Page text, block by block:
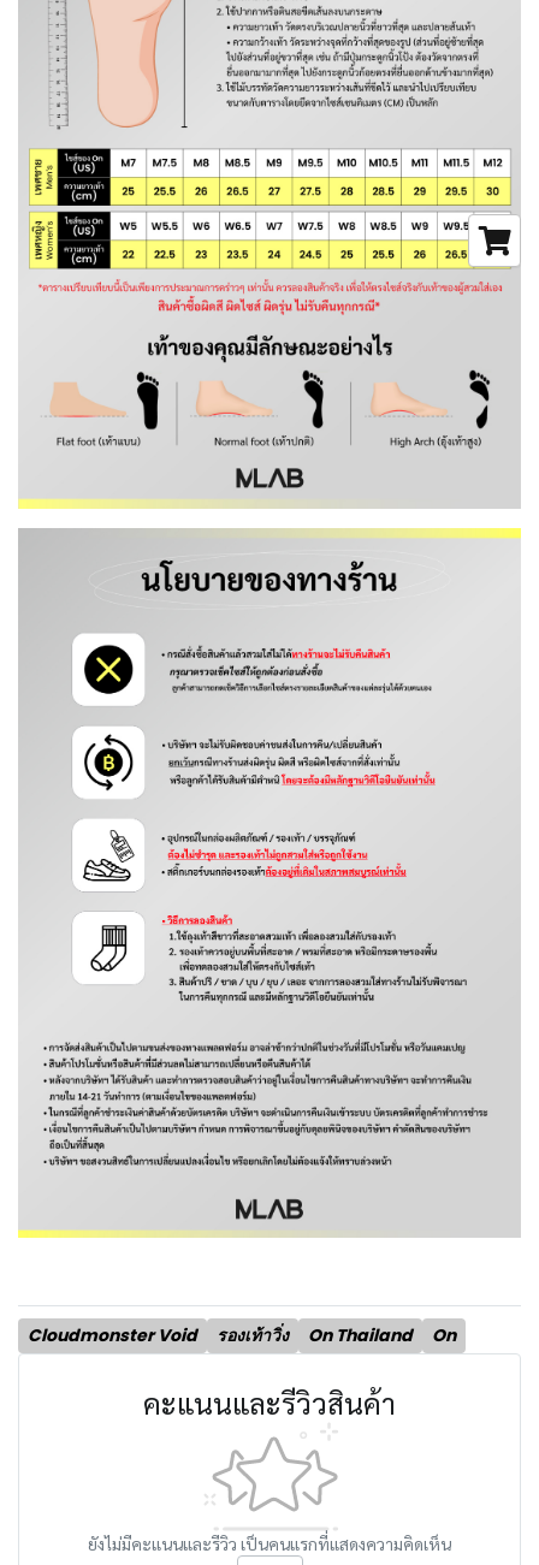
Cloudmonster Void รองเท้าวิ่ง On Thailand On
คะแนนและรีวิวสินค้า
ยังไม่มีคะแนนและรีวิว เป็นคนแรกที่แสดงความคิดเห็น